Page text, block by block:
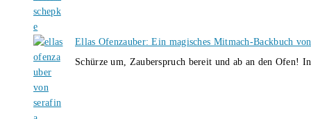
Ellas Ofenzauber: Ein magisches Mitmach-Backbuch
Schürze um, Zauberspruch bereit und ab an den Ofen!